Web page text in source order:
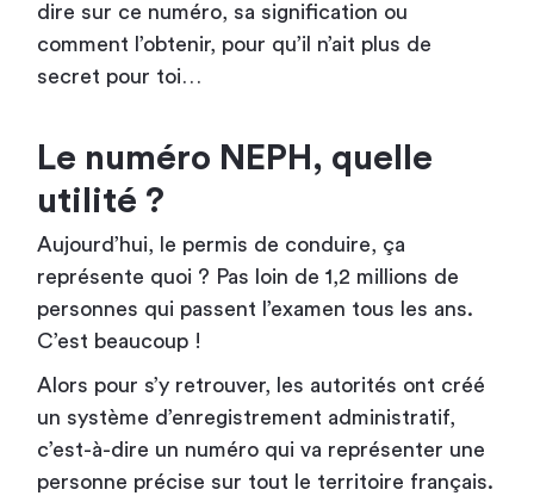
dire sur ce numéro, sa signification ou
comment l’obtenir, pour qu’il n’ait plus de
secret pour toi…
Le numéro NEPH, quelle
utilité ?
Aujourd’hui, le permis de conduire, ça
représente quoi ? Pas loin de 1,2 millions de
personnes qui passent l’examen tous les ans.
C’est beaucoup !
Alors pour s’y retrouver, les autorités ont créé
un système d’enregistrement administratif,
c’est-à-dire un numéro qui va représenter une
personne précise sur tout le territoire français.